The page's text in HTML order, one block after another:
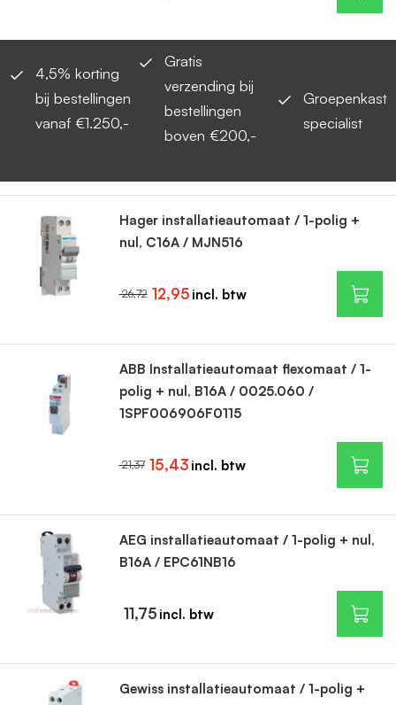
4,5% korting
bij bestellingen
vanaf €1.250,-
Gratis
verzending bij
bestellingen
boven €200,-
Groepenkast
specialist
Hager installatieautomaat / 1-polig +
nul, C16A / MJN516
12,95
26,72
ABB Installatieautomaat flexomaat / 1-
polig + nul, B16A / 0025.060 /
1SPF006906F0115
15,43
21,37
AEG installatieautomaat / 1-polig + nul,
B16A / EPC61NB16
11,75
Gewiss installatieautomaat / 1-polig +